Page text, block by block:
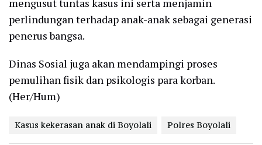
mengusut tuntas kasus ini serta menjamin
perlindungan terhadap anak-anak sebagai generasi
penerus bangsa.
Dinas Sosial juga akan mendampingi proses
pemulihan fisik dan psikologis para korban.
(Her/Hum)
Kasus kekerasan anak di Boyolali Polres Boyolali